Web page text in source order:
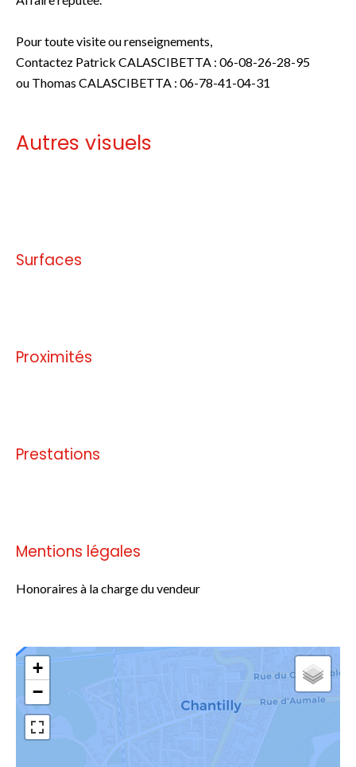
Pour toute visite ou renseignements,
Contactez Patrick CALASCIBETTA : 06-08-26-28-95
ou Thomas CALASCIBETTA : 06-78-41-04-31
Autres visuels
Surfaces
Proximités
Prestations
Mentions légales
Honoraires à la charge du vendeur
+
−